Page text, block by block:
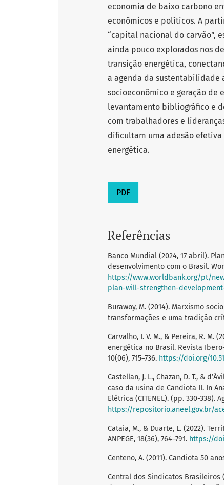
economia de baixo carbono
econômicos e políticos. A
“capital nacional do carvão”,
ainda pouco explorados nos
transição energética,
a agenda da sustentabilidade
socioeconômico e geração de
levantamento bibliográfico e
com trabalhadores e
dificultam uma adesão
energética.
PDF
Referências
Banco Mundial (2024, 17 abril).
desenvolvimento com o Brasil.
https://www.worldbank.org/pt/
plan-will-strengthen-
Burawoy, M. (2014). Marxismo
transformações e uma tradição
Carvalho, I. V. M., & Pereira, R. M.
energética no Brasil. Revista
10(06), 715–736. https://doi.org/
Castellan, J. L., Chazan, D. T., &
caso da usina de Candiota II. In
Elétrica (CITENEL). (pp. 330-338).
https://repositorio.aneel.gov.br/
Cataia, M., & Duarte, L. (2022).
ANPEGE, 18(36), 764–791. https://
Centeno, A. (2011). Candiota 50
Central dos Sindicatos Brasileiros